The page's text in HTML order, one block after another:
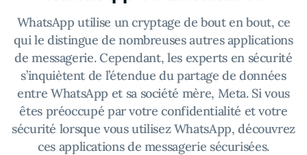
WhatsApp utilise un cryptage de bout en bout, ce
qui le distingue de nombreuses autres applications
de messagerie. Cependant, les experts en sécurité
s’inquiètent de l’étendue du partage de données
entre WhatsApp et sa société mère, Meta. Si vous
êtes préoccupé par votre confidentialité et votre
sécurité lorsque vous utilisez WhatsApp, découvrez
ces applications de messagerie sécurisées.